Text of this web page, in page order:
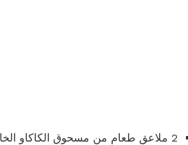
2 ملاعق طعام من مسحوق الكاكاو الخام